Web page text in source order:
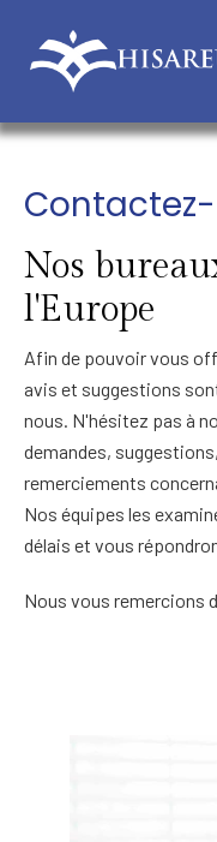
Nos
l'Europe
Afin de pouvoir vous
avis et suggestions
nous. N'hésitez pas à
demandes,
remerciements
Nos équipes les
délais et vous
Nous vous remercions